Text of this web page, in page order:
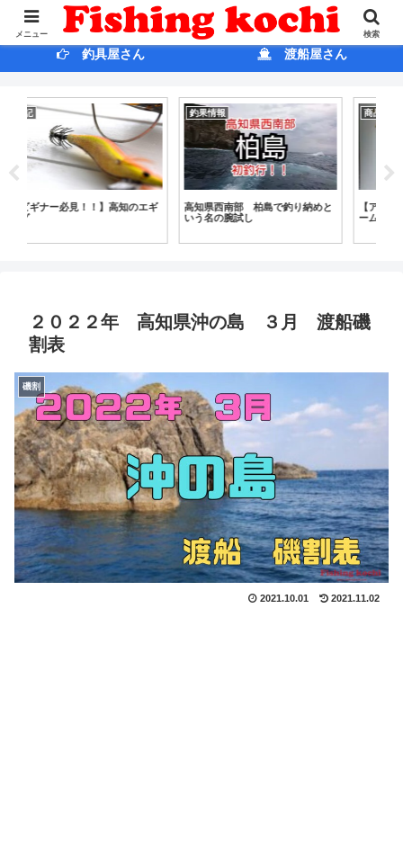
ホ ー ム ブログ
釣具屋さん 渡船屋さん
釣果情報
高知県西南部 柏島で釣り納めと
商品紹介
【アジング＆チニング】ライトゲ
ームのエースルアー登場！？
２０２２年 高知県沖の島 ３月 渡船磯
割表
磯割
2021.10.01 2021.11.02
メニュー 検索